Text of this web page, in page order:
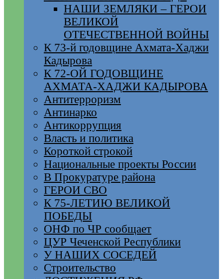
НАШИ ЗЕМЛЯКИ – ГЕРОИ
ВЕЛИКОЙ
ОТЕЧЕСТВЕННОЙ ВОЙНЫ
К 73-й годовщине Ахмата-Хаджи
Кадырова
К 72-ОЙ ГОДОВЩИНЕ
АХМАТА-ХАДЖИ КАДЫРОВА
Антитерроризм
Антинарко
Антикоррупция
Власть и политика
Короткой строкой
Национальные проекты России
В Прокуратуре района
ГЕРОИ СВО
К 75-ЛЕТИЮ ВЕЛИКОЙ
ПОБЕДЫ
ОНФ по ЧР сообщает
ЦУР Чеченской Республики
У НАШИХ СОСЕДЕЙ
Строительство